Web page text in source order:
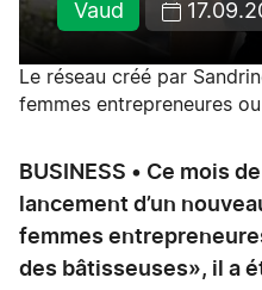
Vaud
Le réseau créé par
femmes entrepreneures
BUSINESS • Ce mois
lancement d’un
femmes
des bâtisseuses», il a